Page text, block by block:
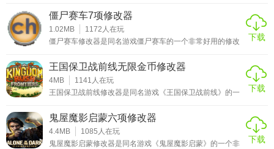
热键说明
F1 启动修改器
F3 无限金
改器是你需要的工具，主要功能可修改人物的金钱、水平、
经验、MSP、兵数、武力、智力、速度、攻击、防御等使用
方法1. 首先使用模拟器的快捷键进行即时存档（默认S是存
档，L是读取存档）2. 得到即时存档之后，然后用吞食天地2
僵尸赛车7项修改器
1.02MB 1172 人在玩
僵尸赛车修改器是同名游戏僵尸赛车的一个非常好用的修改
能量、还有着传送功能，你也能够将其它的AI进行冻结，让
他们动不了，你就能够稳拿第一了。如果喜欢可以下载使
用！！僵尸赛车是一款以猎杀僵尸和竞速为主题的游戏。它
由Targem Games进行开发，并于09年进行发售。在游戏当
下载
王国保卫战前线无限金币修改器
4MB 1141 人在玩
王国保卫战前线修改器是同名游戏《王国保卫战前线》的一
费，你将有着无数的点数和无数的金钱，能够支持你将所有
的炮塔升到满级，而且还有着无限成就点，能够给你的英雄
升到满级，也能够为你的天赋全部点满，如果喜欢可以下
载！！使用说明1、首先下载修改器并进行解压2、运行修改
下载
鬼屋魔影启蒙六项修改器
4.4MB 1085 人在玩
鬼屋魔影启蒙修改器是同名游戏《鬼屋魔影启蒙》的一个非
下载